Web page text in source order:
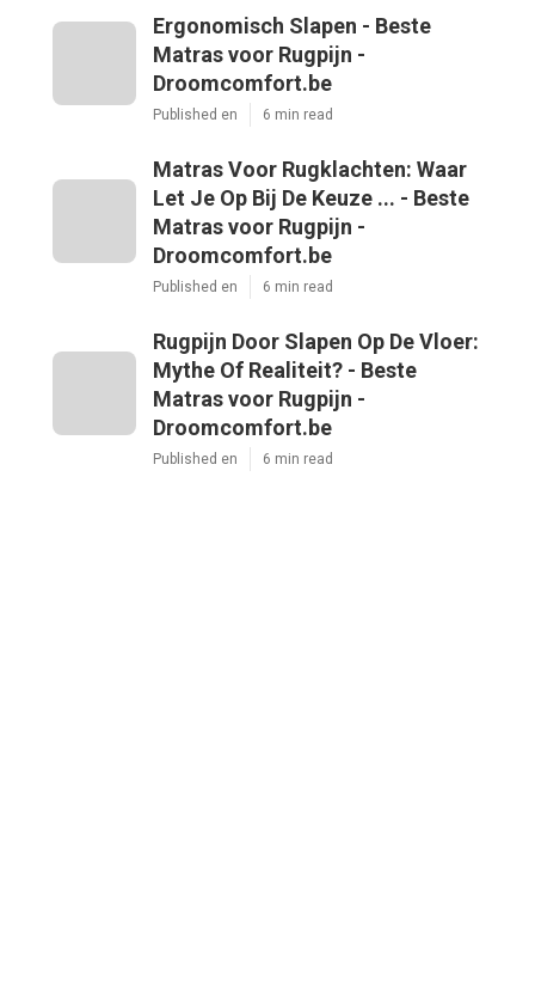
Ergonomisch Slapen - Beste
Matras voor Rugpijn -
Droomcomfort.be
Published en 6 min read
Matras Voor Rugklachten: Waar
Let Je Op Bij De Keuze ... - Beste
Matras voor Rugpijn -
Droomcomfort.be
Published en 6 min read
Rugpijn Door Slapen Op De Vloer:
Mythe Of Realiteit? - Beste
Matras voor Rugpijn -
Droomcomfort.be
Published en 6 min read